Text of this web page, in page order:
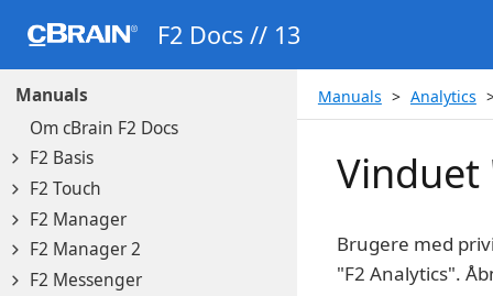
F2 Docs // 13
Manuals
Om cBrain F2 Docs
F2 Basis
F2 Touch
F2 Manager
F2 Manager 2
F2 Messenger
Manuals Analytics
Vinduet
Brugere med
"F2 Analytics".